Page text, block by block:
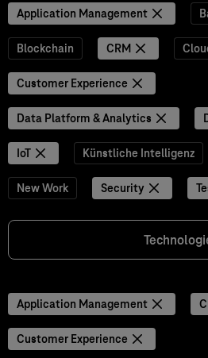
Application Management
Blockchain CRM
Customer Experience
Data Platform & Analytics
IoT Künstliche Intelligenz
New Work Security
Application Management
Customer Experience